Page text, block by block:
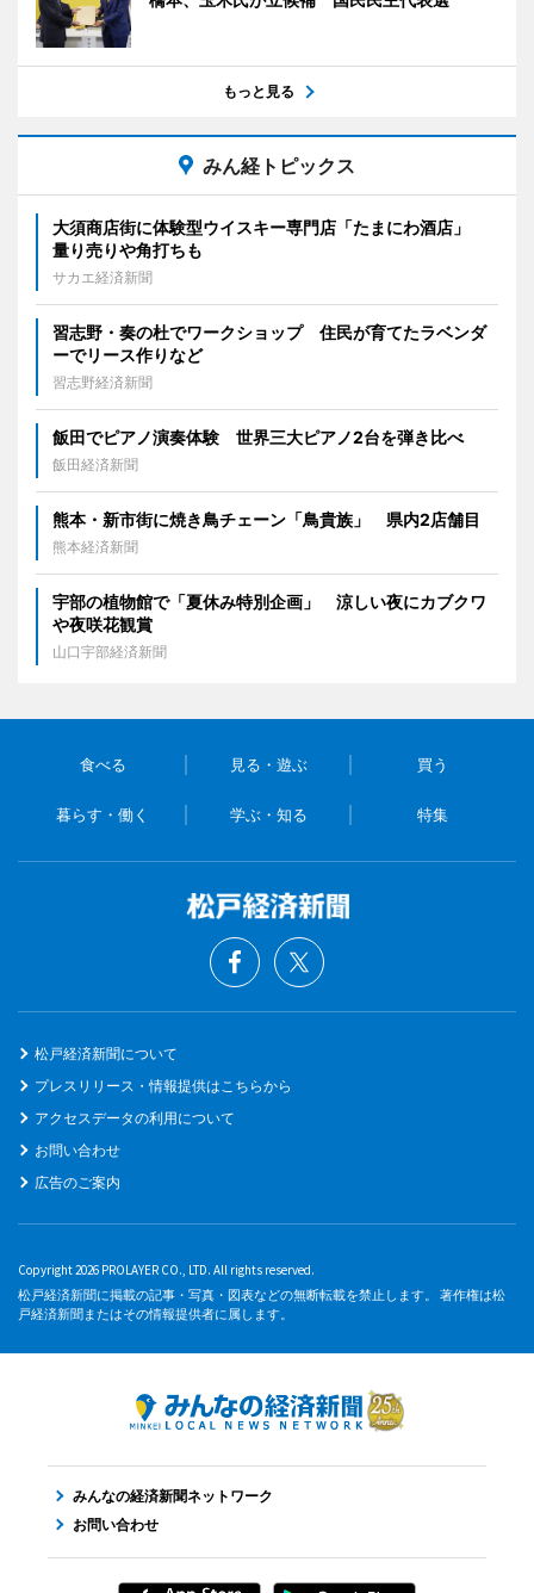
もっと見る
みん経トピックス
大須商店街に体験型ウイスキー専門店「たまにわ酒店」
量り売りや角打ちも
サカエ経済新聞
習志野・奏の杜でワークショップ 住民が育てたラベンダ
ーでリース作りなど
習志野経済新聞
飯田でピアノ演奏体験 世界三大ピアノ2台を弾き比べ
飯田経済新聞
熊本・新市街に焼き鳥チェーン「鳥貴族」 県内2店舗目
熊本経済新聞
宇部の植物館で「夏休み特別企画」 涼しい夜にカブクワ
や夜咲花観賞
山口宇部経済新聞
食べる 見る・遊ぶ 買う
暮らす・働く 学ぶ・知る 特集
松戸経済新聞について
プレスリリース・情報提供はこちらから
アクセスデータの利用について
お問い合わせ
広告のご案内
Copyright 2026 PROLAYER CO., LTD. All rights reserved.
松戸経済新聞に掲載の記事・写真・図表などの無断転載を禁止します。 著作権は松
戸経済新聞またはその情報提供者に属します。
みんなの経済新聞ネットワーク
お問い合わせ